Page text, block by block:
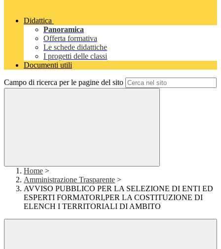
Didattica
Panoramica
Offerta formativa
Le schede didattiche
I progetti delle classi
Documenti utili
Campo di ricerca per le pagine del sito
Home >
Amministrazione Trasparente >
AVVISO PUBBLICO PER LA SELEZIONE DI ENTI ED
ESPERTI FORMATORI,PER LA COSTITUZIONE DI
ELENCH I TERRITORIALI DI AMBITO